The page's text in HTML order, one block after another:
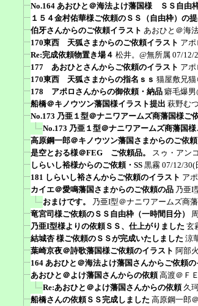
No.164 あおひと＠海法よけ藩国様 ＳＳ自由
１５４金村佑華様ご依頼のＳＳ（自由枠）の
伯牙さんからのご依頼イラスト あおひと＠海
170東西 天狐さまからのご依頼イラスト アポ
Re:完成依頼物置き場４ 松井。@無所属 07/12/
177 あおひとさんからご依頼のイラスト アポ
170東西 天狐さまからの指名ｓｓ 猫屋敷兄猫
178 アポロさんからの御依頼・納品 癖毛爆男
船橋＠キノウツン藩国様イラスト提出 萩野む
No.173 乃亜１型＠ナニワアームズ商藩国様ご
No.173 乃亜１型＠ナニワアームズ商藩国
高原鋼一郎＠キノウツン藩国さまからのご依
是空とおる様＠FEG ご依頼品。
スゥ・アン
しらいし裕様からのご依頼・SS 黒霧 07/12/30(
181 しらいし裕さんからご依頼のイラスト ア
カイエ＠愛鳴藩国さまからのご依頼の品 乃亜I
おまけです。
乃亜I型＠ナニワアームズ商
竜宮司様ご依頼のＳＳ自由枠（一時間目分）
乃亜I型様よりの依頼ＳＳ、仕上がりました 玄
結城杏 様ご依頼のＳＳが完成いたしました 涼
葉崎京夜＠詩歌藩国様ご依頼のイラスト 阿部
164 あおひと＠海法よけ藩国さんからご依頼の
あおひと＠よけ藩国さんからの依頼 高渡＠Ｆ
Re:あおひと＠よけ藩国さんからの依頼 久
船橋さんの依頼ＳＳ完成しました 高原鋼一郎